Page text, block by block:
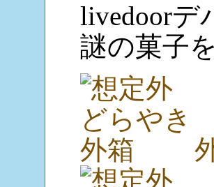
livedoorデ
謎の菓子